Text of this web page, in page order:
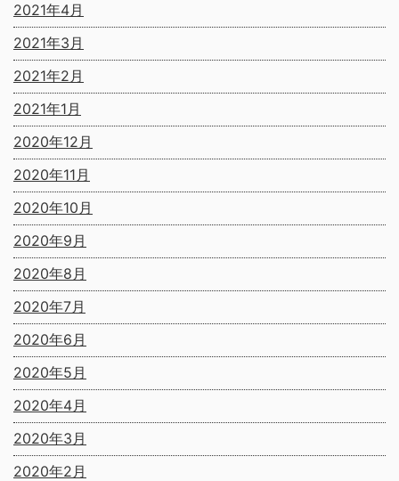
2021年4月
2021年3月
2021年2月
2021年1月
2020年12月
2020年11月
2020年10月
2020年9月
2020年8月
2020年7月
2020年6月
2020年5月
2020年4月
2020年3月
2020年2月